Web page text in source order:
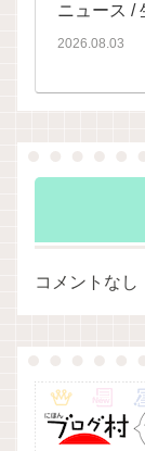
ニュース /
2026.08.03
コメントなし